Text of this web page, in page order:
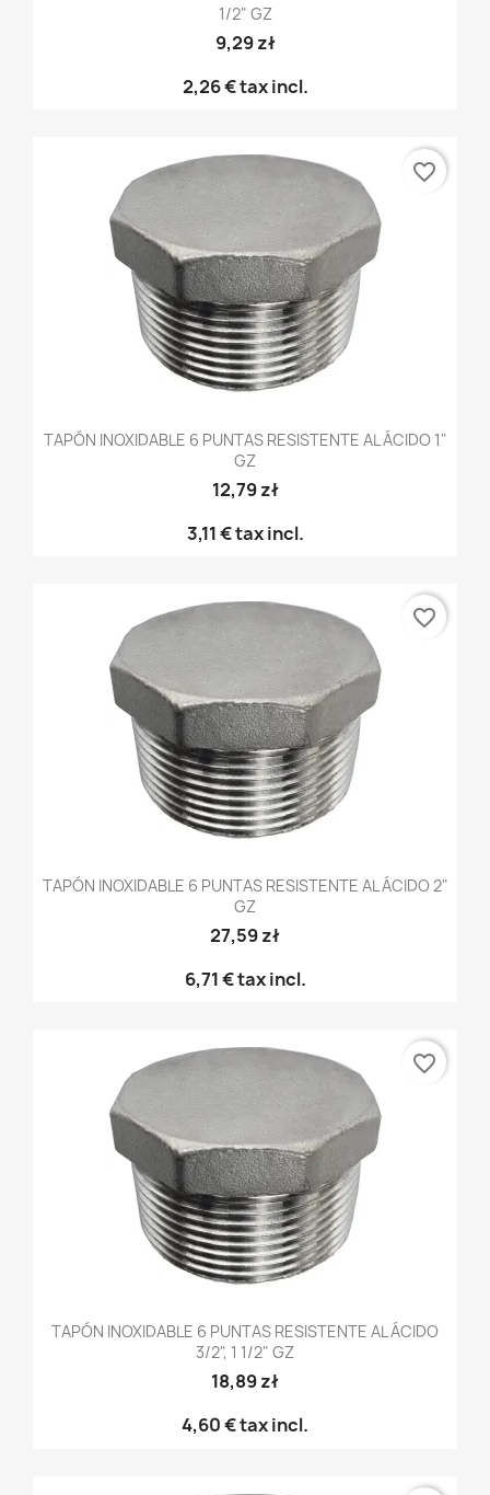
1/2" GZ
9,29 zł
2,26 €tax incl.
TAPÓN INOXIDABLE 6 PUNTAS RESISTENTE AL ÁCIDO 1"
GZ
12,79 zł
3,11 €tax incl.
favorite_border
TAPÓN INOXIDABLE 6 PUNTAS RESISTENTE AL ÁCIDO 2"
GZ
27,59 zł
6,71 €tax incl.
favorite_border
TAPÓN INOXIDABLE 6 PUNTAS RESISTENTE AL ÁCIDO
3/2", 1 1/2" GZ
18,89 zł
4,60 €tax incl.
favorite_border